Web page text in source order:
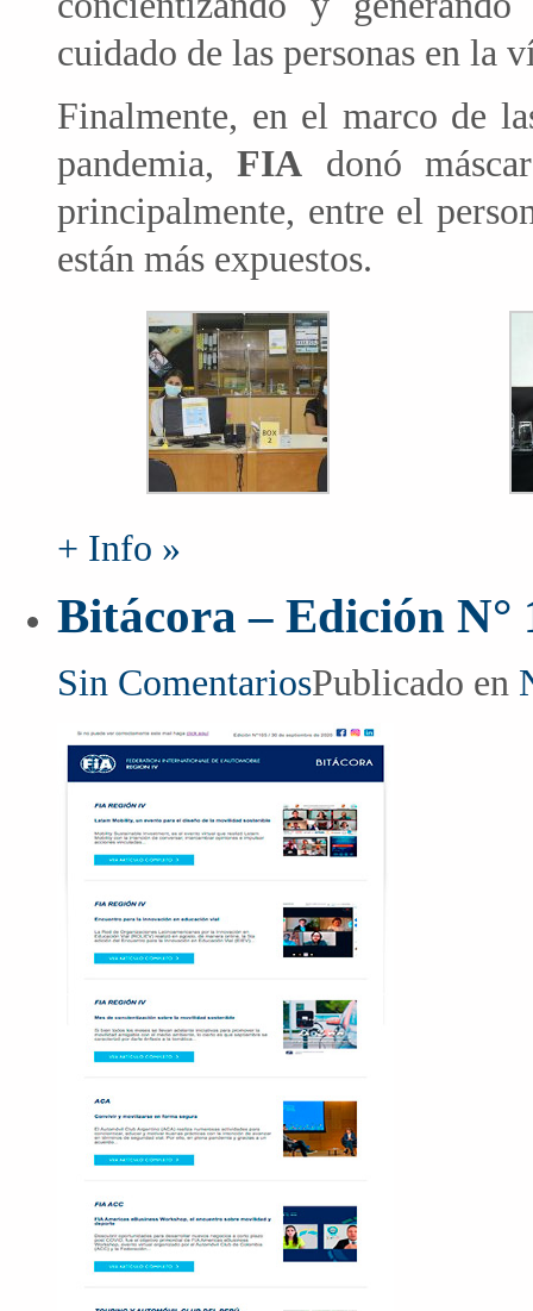
cuidado de las personas en la
Finalmente, en el marco de
pandemia,FIA donó
principalmente, entre el
están más expuestos.
+ Info »
Bitácora – Edición N°
Sin ComentariosPublicado en